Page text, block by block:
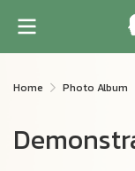
Home Photo Album